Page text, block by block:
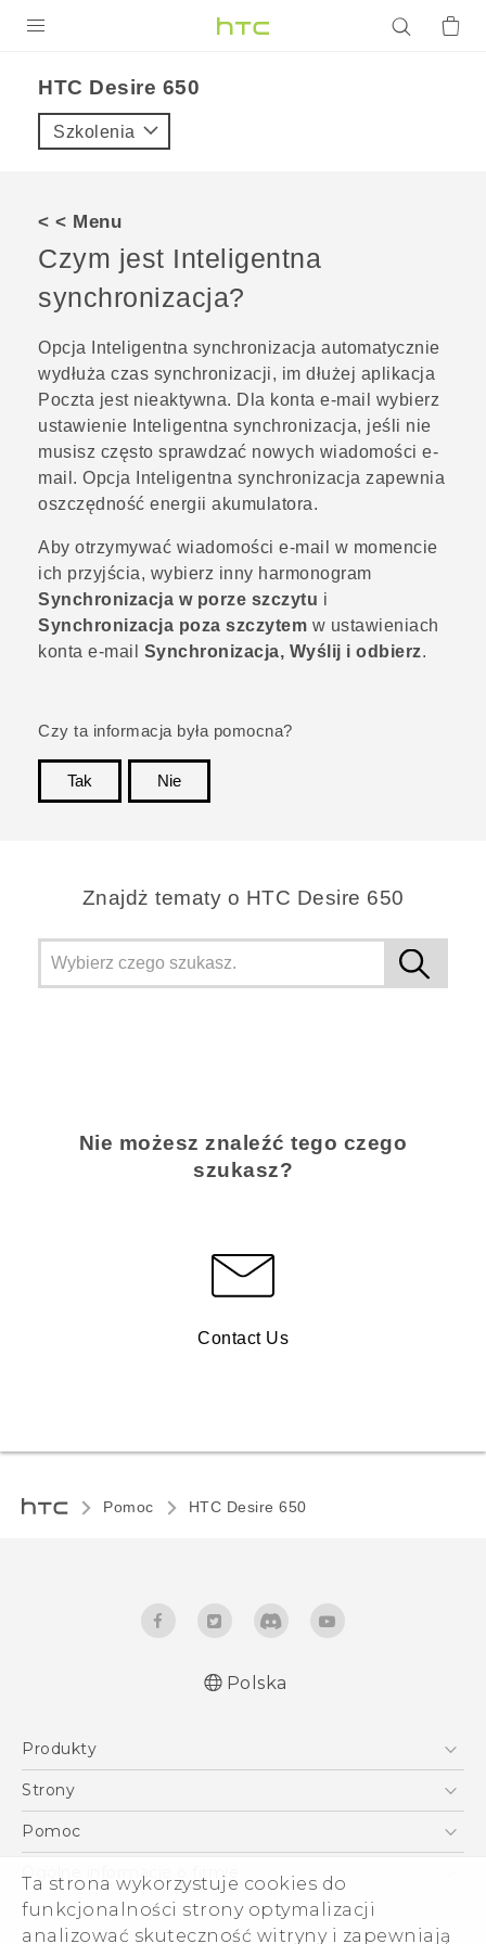
Ta strona wykorzystuje cookies do
funkcjonalności strony optymalizacji
analizować skuteczność witryny i zapewniają
VIVE
VIVERSE
POMOC TECHNICZNA
Urządzenia i akcesoria HTC
Zaloguj się
HTC Desire 650‎
Szkolenia
< < Menu
Czym jest Inteligentna
synchronizacja?
Opcja Inteligentna synchronizacja automatycznie
wydłuża czas synchronizacji, im dłużej aplikacja
Poczta jest nieaktywna. Dla konta e-mail wybierz
ustawienie Inteligentna synchronizacja, jeśli nie
musisz często sprawdzać nowych wiadomości e-
mail. Opcja
Inteligentna synchronizacja zapewnia
oszczędność energii akumulatora.
Aby otrzymywać wiadomości e-mail w momencie
ich przyjścia, wybierz inny harmonogram
Synchronizacja w porze szczytu i
Synchronizacja poza szczytem w ustawieniach
konta e-mail Synchronizacja, Wyślij i odbierz.
Czy ta informacja była pomocna?
Tak
Nie
Znajdż tematy o HTC Desire 650
Nie możesz znaleźć tego czego
szukasz?
Contact Us
Pomoc HTC Desire 650‎
Polish - Wytyczne dotyczące bezpieczeństwa i
English - User manual
English - Safety and regulatory guide
Polska
Produkty
Smartfony
VIVE
Akcesoria
Strony
HTC Vive
Pomoc
Pomoc E-commerce
Ogólne informacje o firmie
ESG